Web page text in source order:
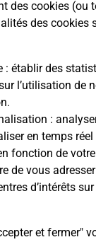
des cookies (ou
des cookies
: établir des
l’utilisation de
:
en temps
fonction de
de vous
d’intérêts
et fermer"
une
livraison ?
participe-
au quotidien
code de
sous quelles